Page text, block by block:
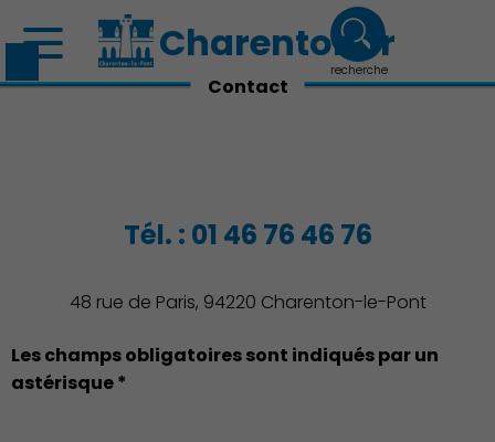
Charenton.fr
recherche
Contact
Tél. : 01 46 76 46 76
48 rue de Paris, 94220 Charenton-le-Pont
Les champs obligatoires sont indiqués par un
astérisque *